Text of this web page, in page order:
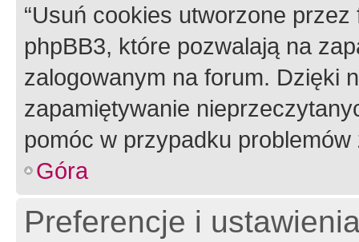
“Usuń cookies utworzone
phpBB3, które pozwalają na
zalogowanym na forum. Dzięki
zapamiętywanie
pomóc w przypadku
Góra
Preferencje i